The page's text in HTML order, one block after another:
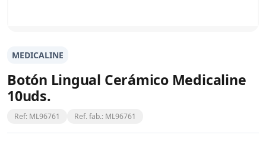
MEDICALINE
Botón Lingual Cerámico Medicaline
10uds.
Ref: ML96761 Ref. fab.: ML96761